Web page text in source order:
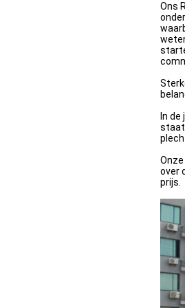
Ons
In
staat
over
prijs.